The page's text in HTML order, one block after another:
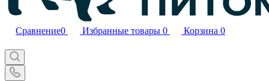
Сравнение0 Избранные товары 0 Корзина 0